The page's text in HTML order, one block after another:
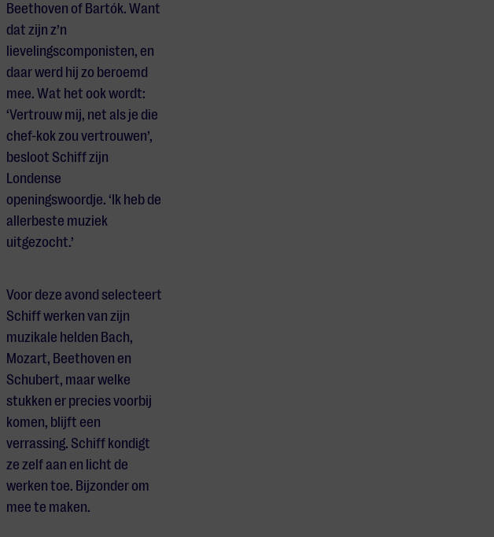
Beethoven of Bartók. Want
dat zijn z’n
lievelingscomponisten, en
daar werd hij zo beroemd
mee. Wat het ook wordt:
‘Vertrouw mij, net als je die
chef-kok zou vertrouwen’,
besloot Schiff zijn
Londense
openingswoordje. ‘Ik heb de
allerbeste muziek
uitgezocht.’
Voor deze avond selecteert
Schiff werken van zijn
muzikale helden Bach,
Mozart, Beethoven en
Schubert, maar welke
stukken er precies voorbij
komen, blijft een
verrassing. Schiff kondigt
ze zelf aan en licht de
werken toe. Bijzonder om
mee te maken.